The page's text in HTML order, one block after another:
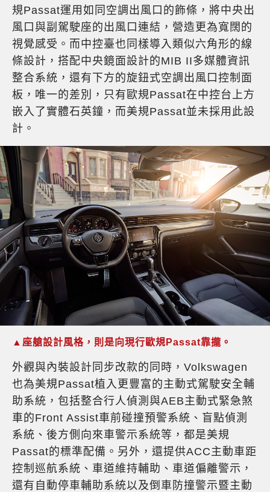
規Passat運用如同空調出風口的飾條，將中央出
風口與副駕駛座的出風口連結，營造更為寬闊的
視覺感受。而中控臺也同樣導入類似六角形的線
條設計，搭配中央鏡面設計的MIB II多媒體資訊
整合系統，還有下方的旋鈕式空調出風口控制面
板，唯一的差別，只有歐規Passat在中控台上方
嵌入了實體石英鐘，而美規Passat並未採用此設
計。
▲座艙設計風格，則是向現行歐規Passat靠攏。
外觀與內裝設計同步改款的同時，Volkswagen
也為美規Passat植入更豐富的主動式駕駛安全輔
助系統，包括整合行人偵測與AEB主動式緊急煞
車的Front Assist車前碰撞預警系統、盲點偵測
系統、後方側向來車警示系統等，都是美規
Passat的標準配備。另外，還提供ACC主動車距
控制巡航系統、車道維持輔助、車道偏離警示，
還有自動停車輔助系統以及倒車防撞警示暨主動